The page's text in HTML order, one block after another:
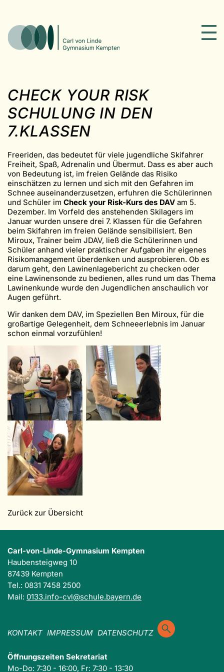
CHECK YOUR RISK
SCHULUNG IN DEN
7.KLASSEN
Freeriden, das bedeutet für viele jugendliche Skifahrer
Freiheit, Spaß, Adrenalin und Übermut. Dass es aber auch
von Bedeutung ist, im freien Gelände das Risiko
einschätzen zu lernen und sich mit den Gefahren im
Schnee auseinanderzusetzen, erfuhren die Schülerinnen
und Schüler im Check your Risk-Kurs des DAV am 5.
Dezember. Im Vorfeld des anstehenden Skilagers im
Januar wurden unsere drei 7. Klassen für die Gefahren
beim Skifahren im freien Gelände sensibilisiert. Ben
Miroux, Trainer beim JDAV, ließ die Schülerinnen und
Schüler anhand vieler praktischer Aufgaben ihr eigenes
Risikomanagement überdenken und ausprobieren. Ob es
darum geht, den Lawinenlagebericht zu checken oder
eine Lawinensonde zu bedienen, alles rund um das Thema
Lawinenkunde wurde den Jugendlichen anschaulich vor
Augen geführt.
Wir danken dem DAV, im Speziellen Ben Miroux, für die
großartige Gelegenheit, dem Schneeerlebnis im Januar
schon einmal vorzufühlen!
Zurück zur Übersicht
Carl-von-Linde-Gymnasium Kempten
Haubensteigweg 10
87439 Kempten
Tel.: 0831 7458 2500
Mail: 0133.info-cvl@schule.bayern.de
KONTAKT IMPRESSUM DATENSCHUTZ
Öffnungszeiten Sekretariat
Mo-Do: 7:30 - 16:00, Fr: 7:30 - 13:30